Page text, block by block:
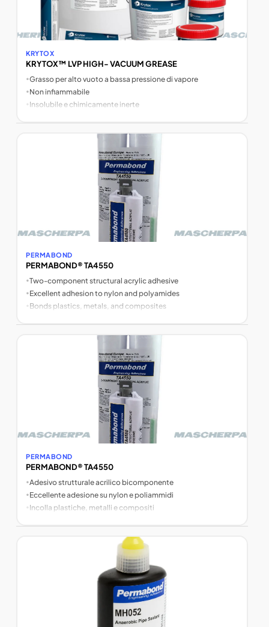
KRYTOX
KRYTOX™ LVP HIGH- VACUUM GREASE
•Grasso per alto vuoto a bassa pressione di vapore
•Non infiammabile
• Insolubile e chimicamente inerte
PERMABOND
PERMABOND® TA4550
•Two-component structural acrylic adhesive
•Excellent adhesion to nylon and polyamides
• Bonds plastics, metals, and composites
PERMABOND
PERMABOND® TA4550
•Adesivo strutturale acrilico bicomponente
•Eccellente adesione su nylon e poliammidi
• Incolla plastiche, metalli e compositi